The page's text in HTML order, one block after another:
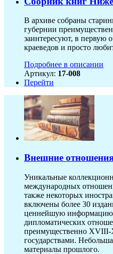
В архиве собраны
губернии
заинтересуют, в первую
краеведов и просто
Подробнее в описании
Артикул: 17-008
Перейти
Внешние
Уникальные
международных
также некоторых
включены более 30
ценнейшую информацию
дипломатических
преимущественно XVIII-
государствами.
материалы прошлого.